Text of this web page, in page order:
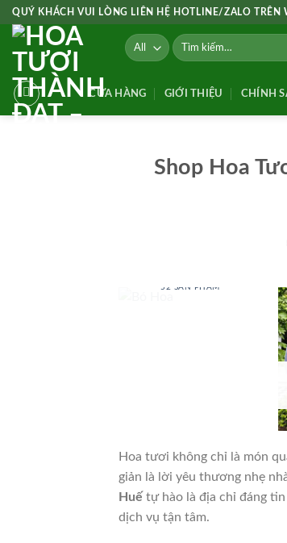
Skip
content
QUÝ KHÁCH VUI LÒNG LIÊN HỆ HOTLINE/ZALO
Tìm
kiếm:
CỬA HÀNG GIỚI THIỆU CHÍNH
Shop Hoa
52 SẢN PHẨM
Hoa tươi không chỉ là món
giản là lời yêu thương nhẹ
Huế tự hào là địa chỉ đáng
dịch vụ tận tâm.